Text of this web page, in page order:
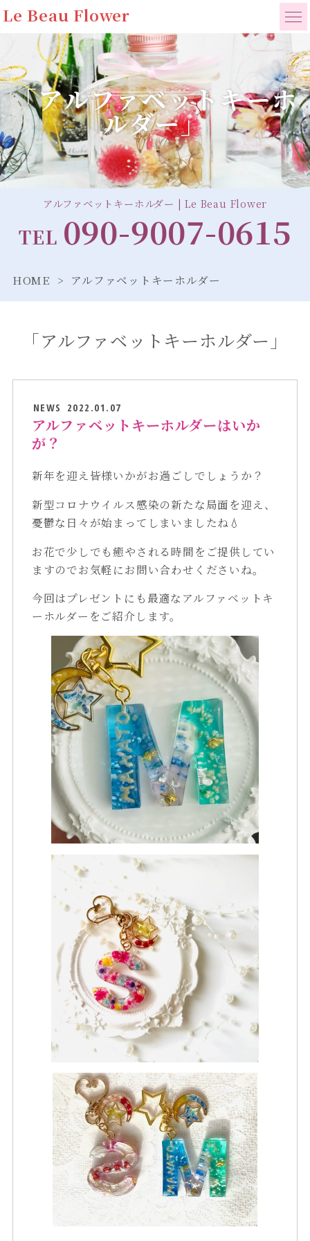
Le Beau Flower
「アルファベットキーホ
ルダー」
アルファベットキーホルダー | Le Beau Flower
TEL 090-9007-0615
HOME アルファベットキーホルダー
「アルファベットキーホルダー」
NEWS 2022.01.07
アルファベットキーホルダーはいか
が？
新年を迎え皆様いかがお過ごしでしょうか？
新型コロナウイルス感染の新たな局面を迎え、
憂鬱な日々が始まってしまいましたね💧
お花で少しでも癒やされる時間をご提供してい
ますのでお気軽にお問い合わせくださいね。
今回はプレゼントにも最適なアルファベットキ
ーホルダーをご紹介します。